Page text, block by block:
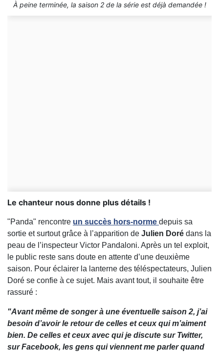
À peine terminée, la saison 2 de la série est déjà demandée !
Le chanteur nous donne plus détails !
"Panda" rencontre un succès hors-norme depuis sa
sortie et surtout grâce à l’apparition de Julien Doré dans la
peau de l’inspecteur Victor Pandaloni. Après un tel exploit,
le public reste sans doute en attente d’une deuxième
saison. Pour éclairer la lanterne des téléspectateurs, Julien
Doré se confie à ce sujet. Mais avant tout, il souhaite être
rassuré :
"Avant même de songer à une éventuelle saison 2, j’ai
besoin d’avoir le retour de celles et ceux qui m’aiment
bien. De celles et ceux avec qui je discute sur Twitter,
sur Facebook, les gens qui viennent me parler quand